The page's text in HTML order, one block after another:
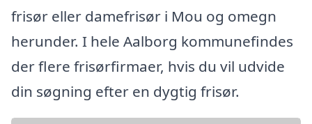
frisør eller damefrisør i Mou og omegn
herunder. I hele Aalborg kommunefindes
der flere frisørfirmaer, hvis du vil udvide
din søgning efter en dygtig frisør.